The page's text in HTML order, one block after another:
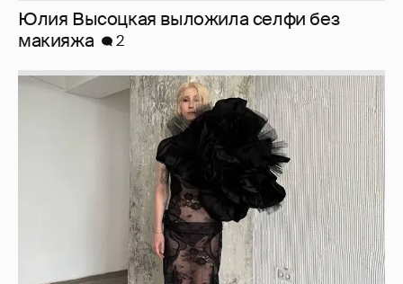
Журналистка Сулим примерила новый